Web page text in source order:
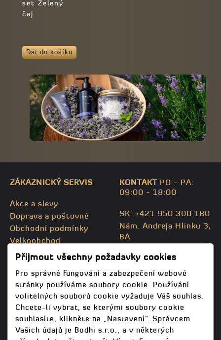
set Zelený
čaj
Dát do košíku
ZÁKAZNICKÝ SERVIS
Akce a slevy
Doprava a poštovné
Obchodní podmínky
Velkoobchod
Kontaktujte nás
Mapa stránky
KONTAKTPO - PA:
09:00 - 18:00
SK: +421 950 300 180
Nám. Andreja Hlinku 3,
BA
info@bodhispa.sk
info@bodhi.cz
Přijmout všechny požadavky cookies
Pro správné fungování a zabezpečení webové
stránky používáme soubory cookie. Používání
volitelných souborů cookie vyžaduje Váš souhlas.
Chcete-li vybrat, se kterými soubory cookie
souhlasíte, klikněte na „Nastavení“. Správcem
Vašich údajů je Bodhi s.r.o., a v některých